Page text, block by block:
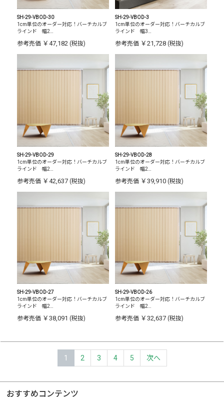
SH-29-VBOD-30
1cm単位のオーダー対応！バーチカルブ
ラインド 幅2…
参考売価 ￥47,182 (税抜)
SH-29-VBOD-3
1cm単位のオーダー対応！バーチカルブ
ラインド 幅3…
参考売価 ￥21,728 (税抜)
SH-29-VBOD-29
1cm単位のオーダー対応！バーチカルブ
ラインド 幅2…
参考売価 ￥42,637 (税抜)
SH-29-VBOD-28
1cm単位のオーダー対応！バーチカルブ
ラインド 幅2…
参考売価 ￥39,910 (税抜)
SH-29-VBOD-27
1cm単位のオーダー対応！バーチカルブ
ラインド 幅2…
参考売価 ￥38,091 (税抜)
SH-29-VBOD-26
1cm単位のオーダー対応！バーチカルブ
ラインド 幅2…
参考売価 ￥32,637 (税抜)
1 2 3 4 5 次へ
おすすめコンテンツ